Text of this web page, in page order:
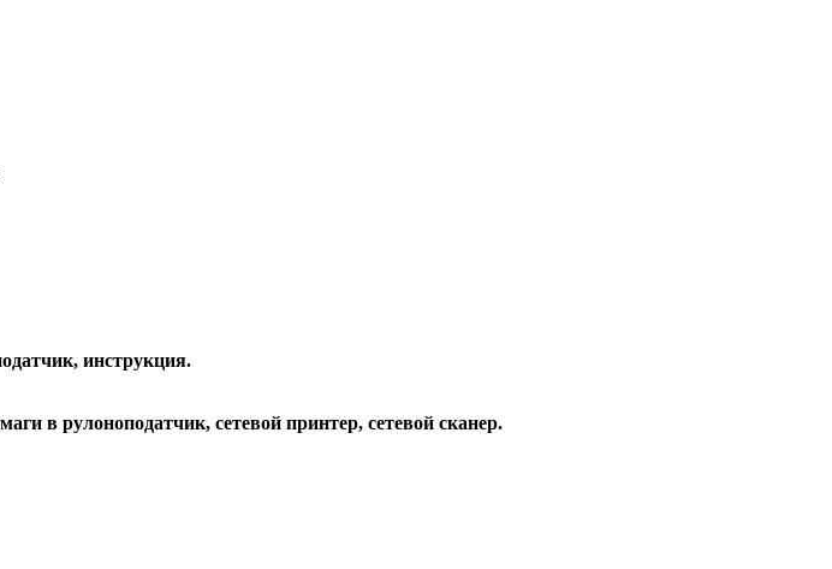
инструкция.
в рулоноподатчик, сетевой принтер, сетевой сканер.